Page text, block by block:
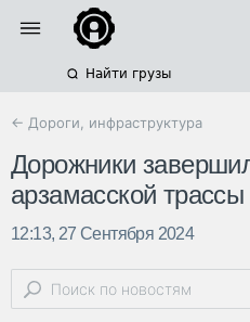
Найти грузы
← Дороги, инфраструктура
Дорожники
арзамасской
12:13, 27 Сентября 2024